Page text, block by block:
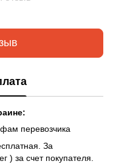
перевозчика
За
) за счет покупателя.